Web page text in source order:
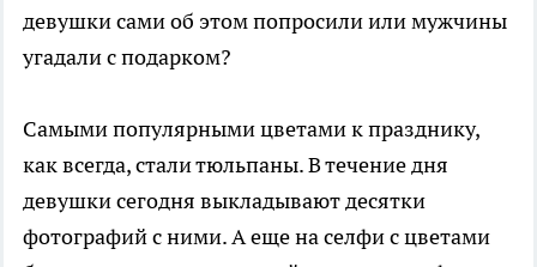
девушки сами об этом попросили или мужчины
угадали с подарком?
Самыми популярными цветами к празднику,
как всегда, стали тюльпаны. В течение дня
девушки сегодня выкладывают десятки
фотографий с ними. А еще на селфи с цветами